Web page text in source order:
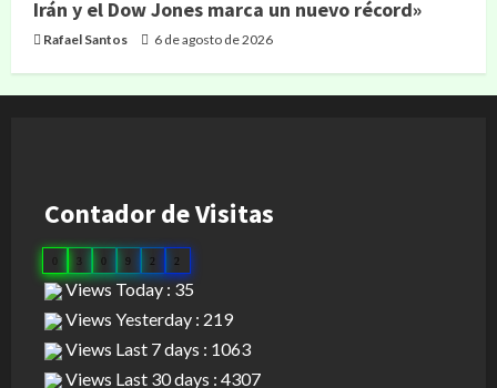
Irán y el Dow Jones marca un nuevo récord»
Rafael Santos 6 de agosto de 2026
Contador de Visitas
3 0 9 2 2
Views Today : 35
Views Yesterday : 219
Views Last 7 days : 1063
Views Last 30 days : 4307